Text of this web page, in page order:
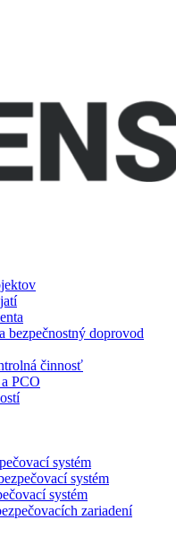
bezpečnostný doprovod
činnosť
PCO
systém
systém
systém
zariadení